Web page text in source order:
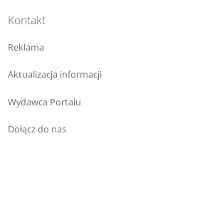
Kontakt
Reklama
Aktualizacja informacji
Wydawca Portalu
Dołącz do nas